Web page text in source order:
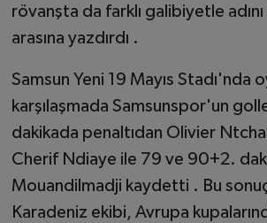
rövanşta da farklı galibiyetle adını
arasına yazdırdı .
Samsun Yeni 19 Mayıs Stadı'nda
karşılaşmada Samsunspor'un
dakikada penaltıdan Olivier
Cherif Ndiaye ile 79 ve 90+2.
Mouandilmadji kaydetti . Bu
Karadeniz ekibi, Avrupa